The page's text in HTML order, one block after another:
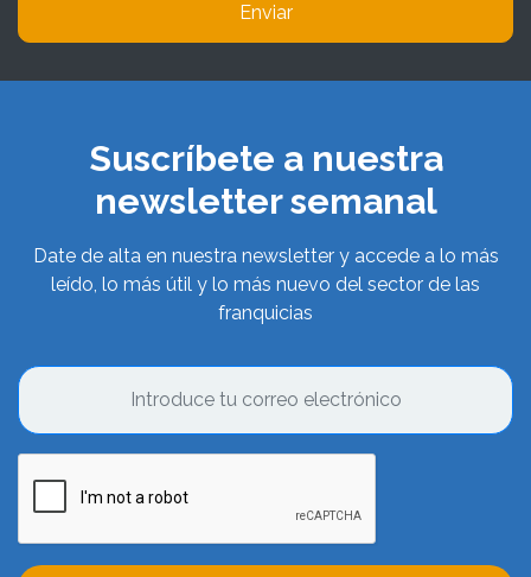
Enviar
Suscríbete a nuestra
newsletter semanal
Date de alta en nuestra newsletter y accede a lo más
leído, lo más útil y lo más nuevo del sector de las
franquicias